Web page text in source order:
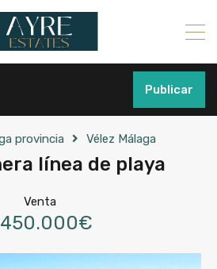
Publicar
provincia Vélez Málaga
línea de playa
Venta